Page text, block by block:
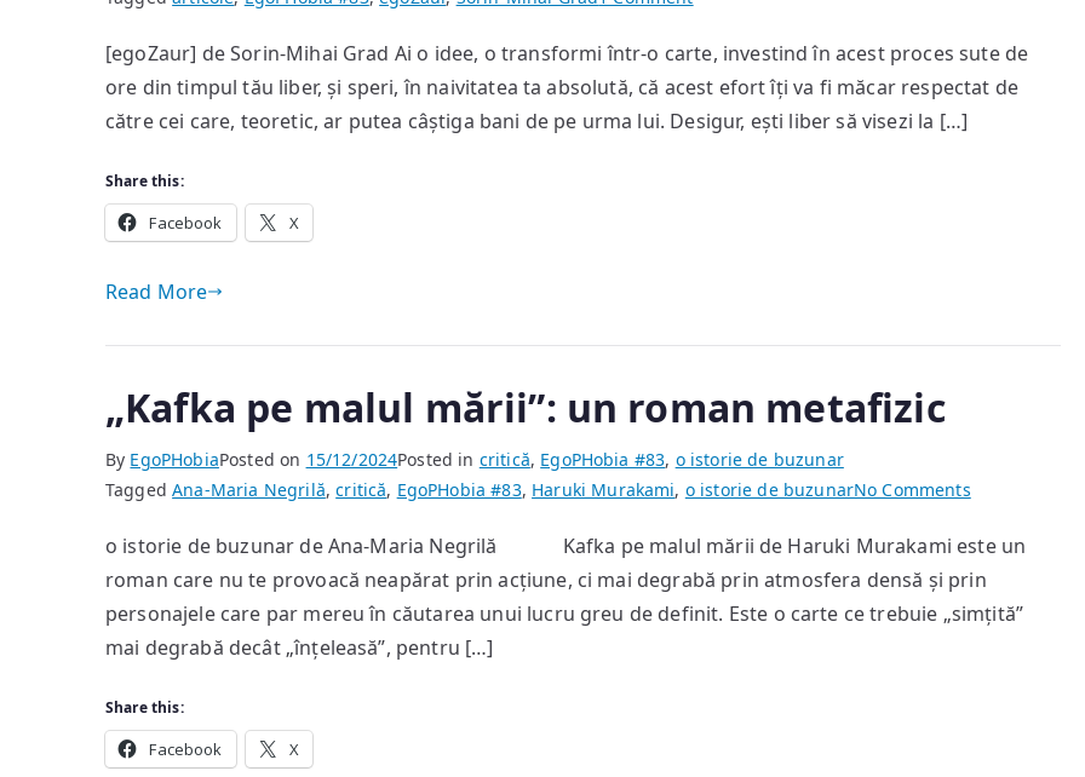
[egoZaur] de Sorin-Mihai Grad Ai o idee, o transformi într-o carte, investind în acest proces sute de
ore din timpul tău liber, și speri, în naivitatea ta absolută, că acest efort îți va fi măcar respectat de
către cei care, teoretic, ar putea câștiga bani de pe urma lui. Desigur, ești liber să visezi la […]
Share this:
Facebook X
Read More
„Kafka pe malul mării”: un roman metafizic
By EgoPHobiaPosted on 15/12/2024Posted in critică, EgoPHobia #83, o istorie de buzunar
TaggedAna-Maria Negrilă,critică, EgoPHobia #83, Haruki Murakami, o istorie de buzunarNo Commentson
pe
malul
mării”:
o istorie de buzunar de Ana-Maria Negrilă Kafka pe malul mării de Haruki Murakami este un
roman care nu te provoacă neapărat prin acțiune, ci mai degrabă prin atmosfera densă și prin
personajele care par mereu în căutarea unui lucru greu de definit. Este o carte ce trebuie „simțită”
mai degrabă decât „înțeleasă”, pentru […]
Share this:
Facebook X